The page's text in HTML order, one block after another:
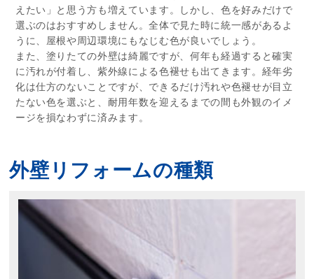
えたい」と思う方も増えています。しかし、色を好みだけで
選ぶのはおすすめしません。全体で見た時に統一感があるよ
うに、屋根や周辺環境にもなじむ色が良いでしょう。
また、塗りたての外壁は綺麗ですが、何年も経過すると確実
に汚れが付着し、紫外線による色褪せも出てきます。経年劣
化は仕方のないことですが、できるだけ汚れや色褪せが目立
たない色を選ぶと、耐用年数を迎えるまでの間も外観のイメ
ージを損なわずに済みます。
外壁リフォームの種類